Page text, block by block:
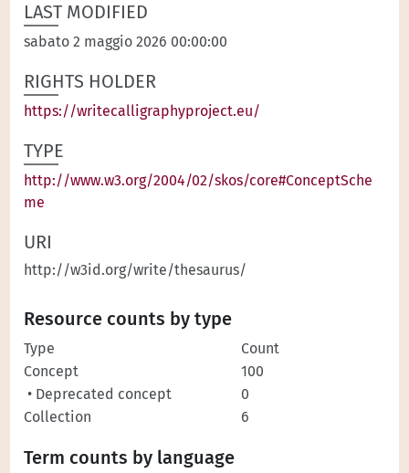
LAST MODIFIED
sabato 2 maggio 2026 00:00:00
RIGHTS HOLDER
https://writecalligraphyproject.eu/
TYPE
http://www.w3.org/2004/02/skos/core#ConceptSche
me
URI
http://w3id.org/write/thesaurus/
Resource counts by type
Type
Count
Concept
100
• Deprecated concept
0
Collection
6
Term counts by language